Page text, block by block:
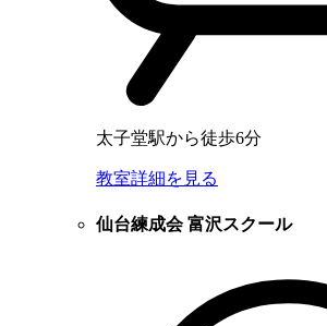
太子堂駅から徒歩6分
教室詳細を見る
仙台練成会 富沢スクール